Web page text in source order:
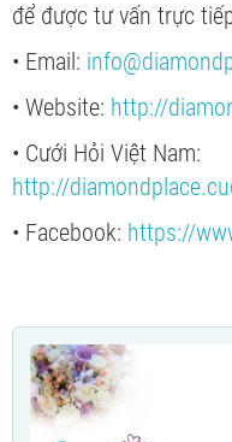
để được tư vấn trực
• Email:
• Website: http://
• Cưới Hỏi Việt Nam:
http://
• Facebook: https://